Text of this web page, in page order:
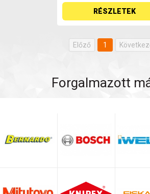
RÉSZLETEK
Előző 1
Forgalmazott